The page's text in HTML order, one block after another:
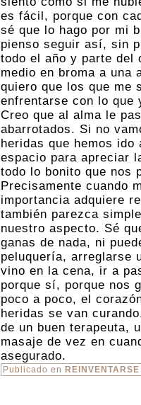
es fácil, porque con
sé que lo hago por mi
pienso seguir así, sin
todo el año y parte del
medio en broma a una
quiero que los que me
enfrentarse con lo que
Creo que al alma le
abarrotados. Si no
heridas que hemos ido
espacio para apreciar
todo lo bonito que nos
Precisamente cuando
importancia adquiere
también parezca
nuestro aspecto. Sé
ganas de nada, ni
peluquería, arreglarse
vino en la cena, ir a
porque sí, porque nos
poco a poco, el
heridas se van
de un buen terapeuta,
masaje de vez en
asegurado.
Publicado en REINVENTARSE